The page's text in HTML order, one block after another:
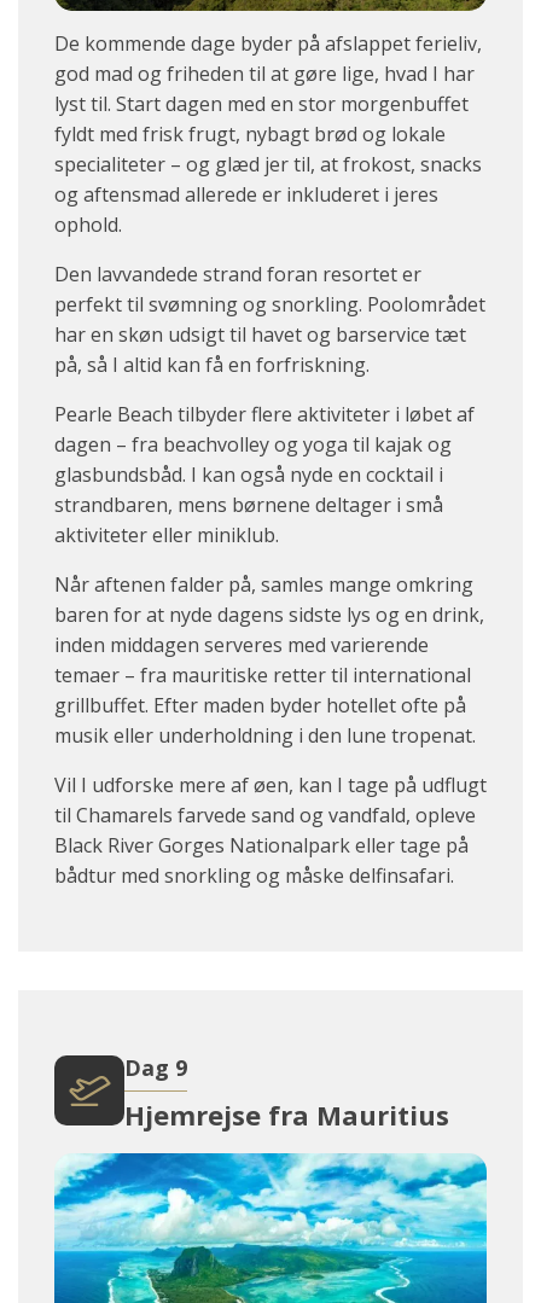
De kommende dage byder på afslappet ferieliv,
god mad og friheden til at gøre lige, hvad I har
lyst til. Start dagen med en stor morgenbuffet
fyldt med frisk frugt, nybagt brød og lokale
specialiteter – og glæd jer til, at frokost, snacks
og aftensmad allerede er inkluderet i jeres
ophold.
Den lavvandede strand foran resortet er
perfekt til svømning og snorkling. Poolområdet
har en skøn udsigt til havet og barservice tæt
på, så I altid kan få en forfriskning.
Pearle Beach tilbyder flere aktiviteter i løbet af
dagen – fra beachvolley og yoga til kajak og
glasbundsbåd. I kan også nyde en cocktail i
strandbaren, mens børnene deltager i små
aktiviteter eller miniklub.
Når aftenen falder på, samles mange omkring
baren for at nyde dagens sidste lys og en drink,
inden middagen serveres med varierende
temaer – fra mauritiske retter til international
grillbuffet. Efter maden byder hotellet ofte på
musik eller underholdning i den lune tropenat.
Vil I udforske mere af øen, kan I tage på udflugt
til Chamarels farvede sand og vandfald, opleve
Black River Gorges Nationalpark eller tage på
bådtur med snorkling og måske delfinsafari.
Dag 9
Hjemrejse fra Mauritius